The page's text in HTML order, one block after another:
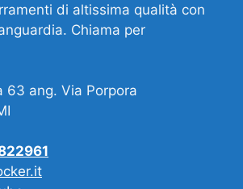
di altissima qualità con
Chiama per
63 ang. Via Porpora